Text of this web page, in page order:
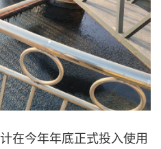
在今年年底正式投入使用